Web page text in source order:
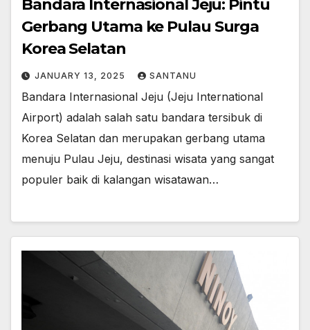
Bandara Internasional Jeju: Pintu
Gerbang Utama ke Pulau Surga
Korea Selatan
JANUARY 13, 2025 SANTANU
Bandara Internasional Jeju (Jeju International
Airport) adalah salah satu bandara tersibuk di
Korea Selatan dan merupakan gerbang utama
menuju Pulau Jeju, destinasi wisata yang sangat
populer baik di kalangan wisatawan…